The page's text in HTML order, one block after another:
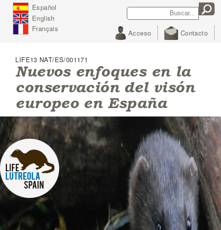
o
Español
English
Français
Search form
Search
Acceso Contacto
LIFE13 NAT/ES/001171
Nuevos enfoques en la
conservación del visón
europeo en España